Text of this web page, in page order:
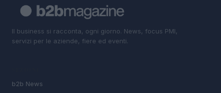
Il business si racconta, ogni giorno. News, focus PMI,
servizi per le aziende, fiere ed eventi.
b2b News